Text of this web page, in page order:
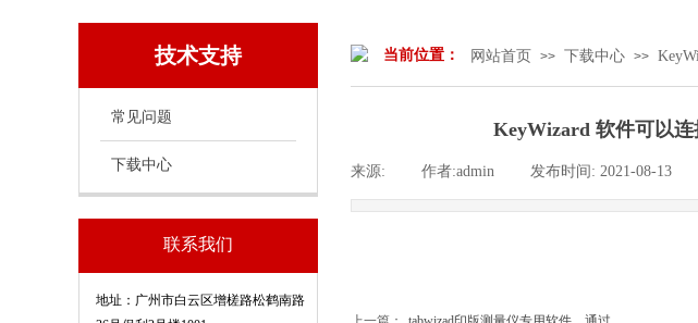
技术支持
常见问题
下载中心
当前位置： 网站首页 >> 下载中心 >>
KeyWizard 软件可以
来源: 作者:admin 发布时间: 2021-08-13
联系我们
地址： 广州市白云区增槎路松鹤南路